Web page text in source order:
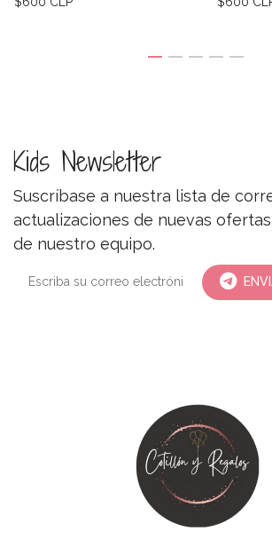
Kids Newsletter
Suscríbase a nuestra lista de
actualizaciones de nuevas
de nuestro equipo.